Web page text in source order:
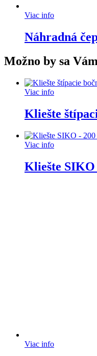
Viac info
Náhradná
Možno by sa
Viac info
Kliešte
Viac info
Kliešte SIKO
Viac info